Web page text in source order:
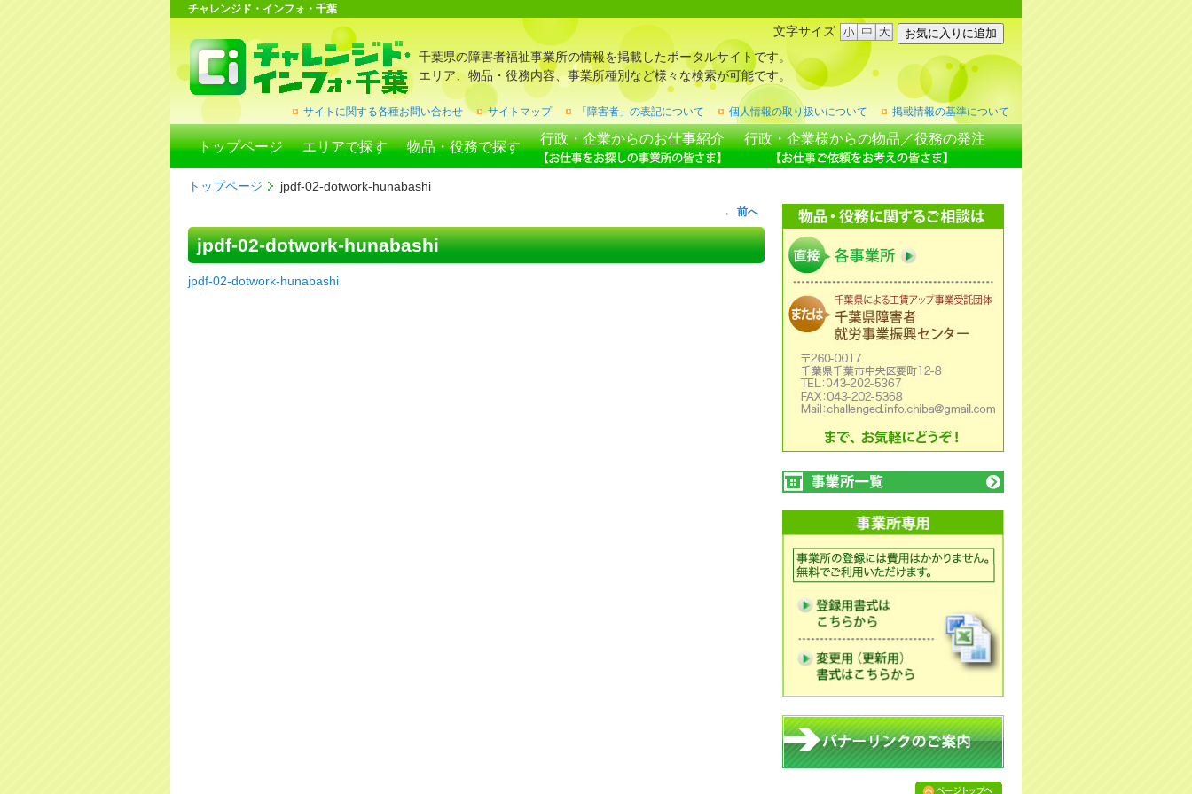
チャレンジド・インフォ・千葉
千葉県の障害者福祉事業所の情報を掲載したポータルサイトです。
エリア、物品・役務内容、事業所種別など様々な検索が可能です。
文字サイズ
サイトに関する各種お問い合わせ サイトマップ 「障害者」の表記について 個人情報の取り扱いについて 掲載情報の基準について
トップページ エリアで探す 物品・役務で探す
行政・企業からのお仕事紹介 行政・企業様からの物品／役務の発注
トップページ jpdf-02-dotwork-hunabashi
← 前へ
jpdf-02-dotwork-hunabashi
jpdf-02-dotwork-hunabashi